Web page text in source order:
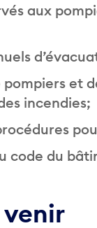
aux
et
incendies;
code du